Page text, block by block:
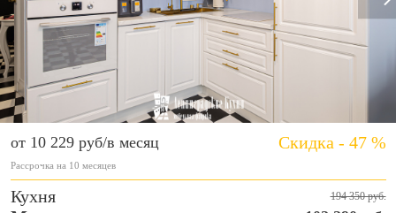
от 10 229 руб/в месяц Скидка - 47 %
Рассрочка на 10 месяцев
Кухня 194 350 руб.